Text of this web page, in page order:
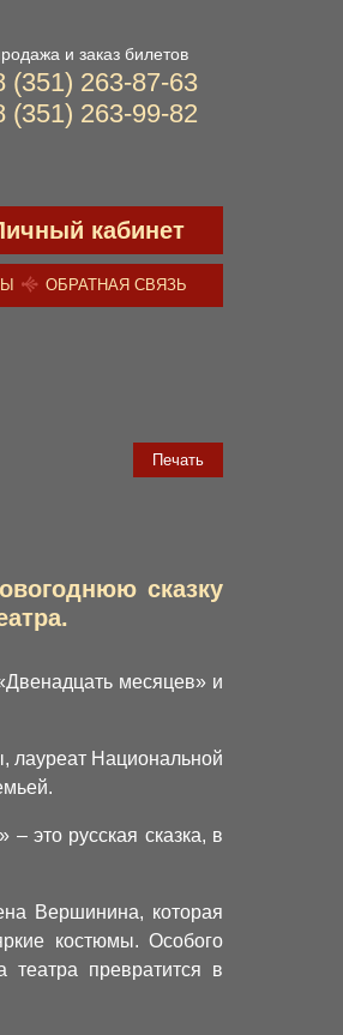
и заказ билетов
(351) 263-87-63
(351) 263-99-82
кабинет
ОБРАТНАЯ СВЯЗЬ
Печать
сказку
месяцев» и
лауреат Национальной
это русская сказка, в
Вершинина, которая
костюмы. Особого
превратится в